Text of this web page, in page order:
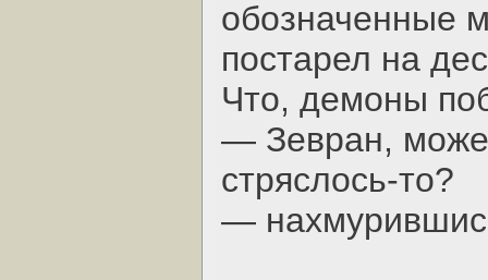
обозначенные
постарел на
Что, демоны
— Зевран,
стряслось-то?
—